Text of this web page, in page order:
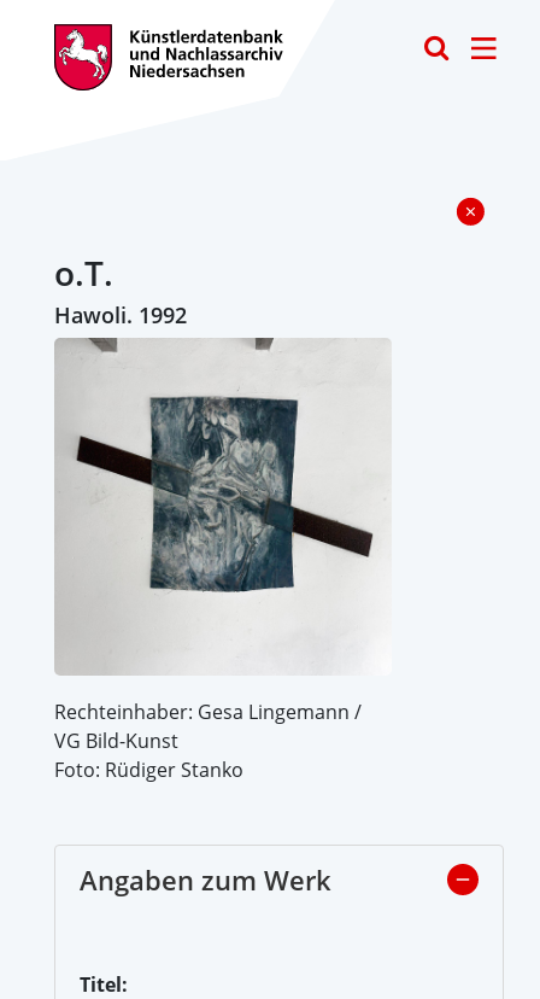
o.T.
Hawoli. 1992
Rechteinhaber: Gesa Lingemann /
VG Bild-Kunst
Foto: Rüdiger Stanko
Angaben zum Werk
Titel: